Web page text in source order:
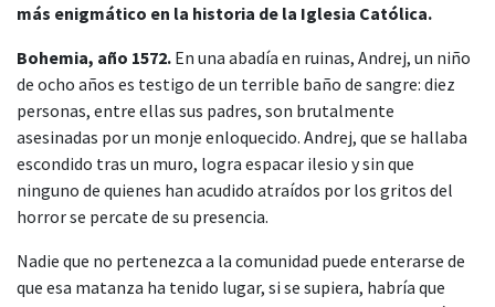
más enigmático en la historia de la Iglesia Católica.
Bohemia, año 1572. En una abadía en ruinas, Andrej, un niño
de ocho años es testigo de un terrible baño de sangre: diez
personas, entre ellas sus padres, son brutalmente
asesinadas por un monje enloquecido. Andrej, que se hallaba
escondido tras un muro, logra espacar ilesio y sin que
ninguno de quienes han acudido atraídos por los gritos del
horror se percate de su presencia.
Nadie que no pertenezca a la comunidad puede enterarse de
que esa matanza ha tenido lugar, si se supiera, habría que